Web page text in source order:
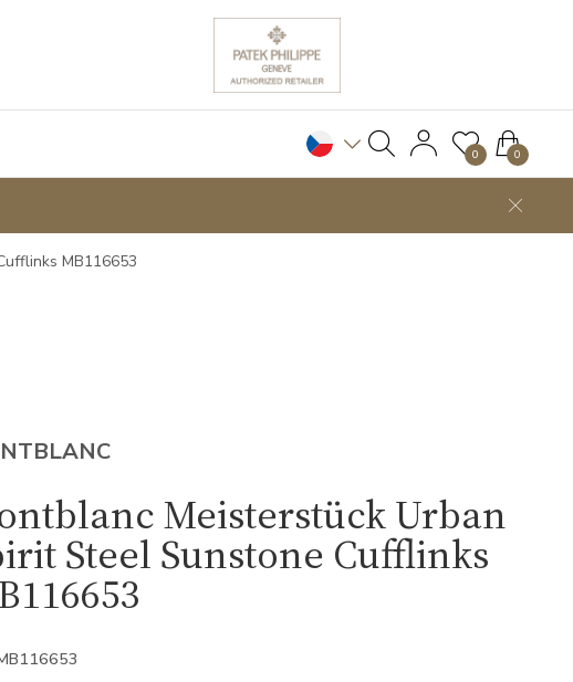
0 0
MB116653
Meisterstück Urban
Steel Sunstone Cufflinks